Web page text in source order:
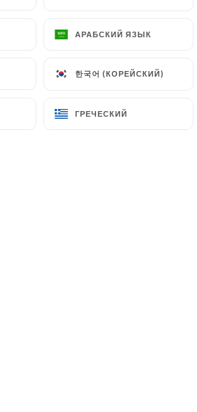
АРАБСКИЙ ЯЗЫК
한국어 (КОРЕЙСКИЙ)
ГРЕЧЕСКИЙ
АРАБСКИЙ ЯЗЫК
한국어 (КОРЕЙСКИЙ)
ГРЕЧЕСКИЙ